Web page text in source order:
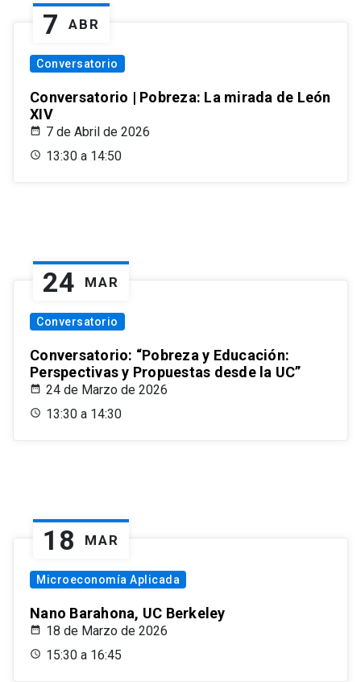
7 ABR
Conversatorio
Conversatorio | Pobreza: La mirada de León
XIV
7 de Abril de 2026
13:30 a 14:50
24 MAR
Conversatorio
Conversatorio: “Pobreza y Educación:
Perspectivas y Propuestas desde la UC”
24 de Marzo de 2026
13:30 a 14:30
18 MAR
Microeconomía Aplicada
Nano Barahona, UC Berkeley
18 de Marzo de 2026
15:30 a 16:45